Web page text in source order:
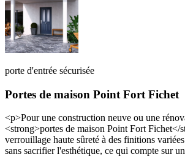
porte d'entrée sécurisée
Portes de maison Point Fort Fichet
<p>Pour une construction neuve ou une
<strong>portes de maison Point Fort Fichet</
verrouillage haute sûreté à des finitions
sans sacrifier l'esthétique, ce qui compte sur